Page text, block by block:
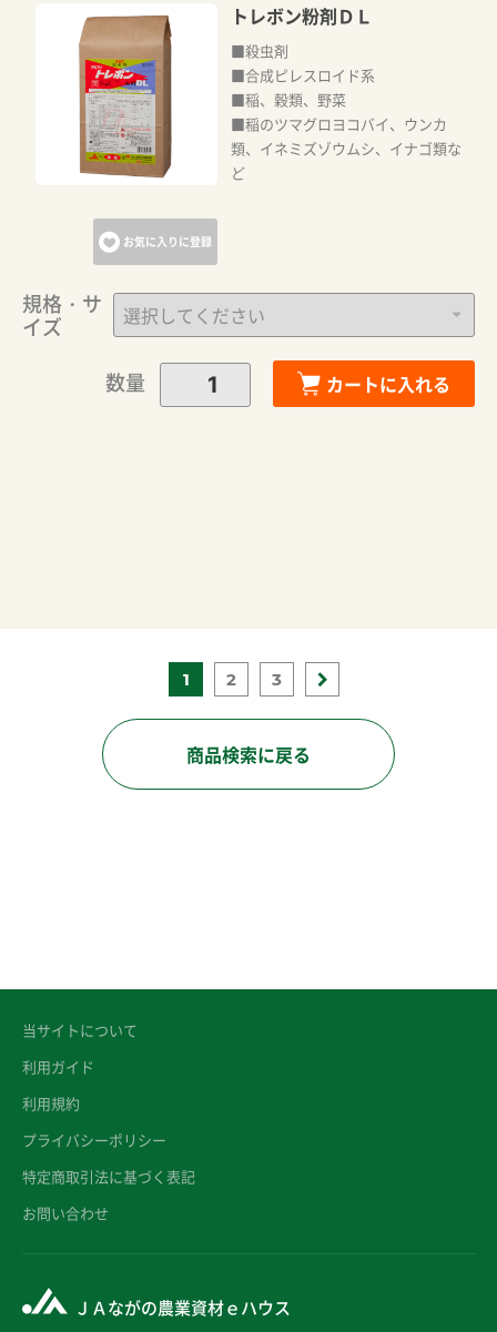
お気に入りに登録
トレボン粉剤ＤＬ
■殺虫剤
■合成ピレスロイド系
■稲、穀類、野菜
■稲のツマグロヨコバイ、ウンカ
類、イネミズゾウムシ、イナゴ類な
ど
規格・サ
イズ
数量
カートに入れる
1 2 3
商品検索に戻る
当サイトについて
利用ガイド
利用規約
プライバシーポリシー
特定商取引法に基づく表記
お問い合わせ
ＪＡながの農業資材ｅハウス